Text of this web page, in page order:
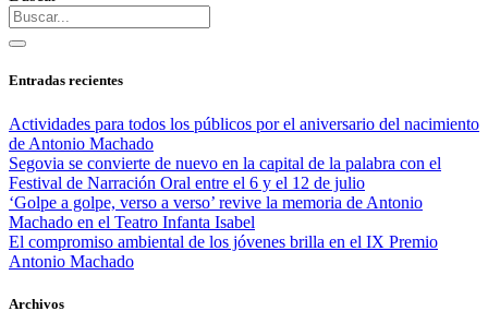
Entradas recientes
Actividades para todos los públicos por el aniversario del nacimiento
de Antonio Machado
Segovia se convierte de nuevo en la capital de la palabra con el
Festival de Narración Oral entre el 6 y el 12 de julio
‘Golpe a golpe, verso a verso’ revive la memoria de Antonio
Machado en el Teatro Infanta Isabel
El compromiso ambiental de los jóvenes brilla en el IX Premio
Antonio Machado
Archivos